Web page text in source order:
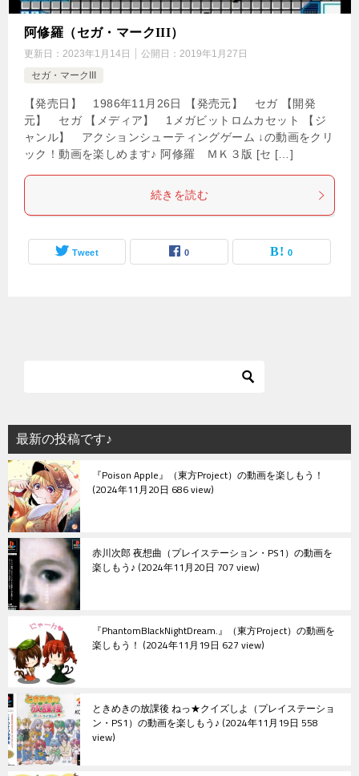
阿修羅（セガ・マークIII）
更新日： 2023年1月14日 公開日： 2019年1月27日
セガ・マークIII
【発売日】 1986年11月26日 【発売元】 セガ 【開発
元】 セガ 【メディア】 1メガビットロムカセット 【ジ
ャンル】 アクションシューティングゲーム ↓の動画をクリ
ック！動画を楽しめます♪ 阿修羅 ＭＫ３版 [セ […]
続きを読む
Tweet 0 0
最新の投稿です♪
『Poison Apple』（東方Project）の動画を楽しもう！
2024年11月20日 686 view
赤川次郎 夜想曲（プレイステーション・PS1）の動画を
楽しもう♪ 2024年11月20日 707 view
『PhantomBlackNightDream.』（東方Project）の動画を
楽しもう！ 2024年11月19日 627 view
ときめきの放課後 ねっ★クイズしよ（プレイステーショ
ン・PS1）の動画を楽しもう♪ 2024年11月19日 558
view